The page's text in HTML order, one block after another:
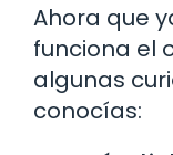
Ahora que
funciona el
algunas
conocías: